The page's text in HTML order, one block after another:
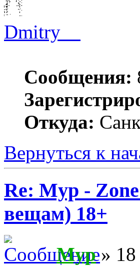
Dmitry__
Сообщения:
Откуда:
Вернуться к
Re: Myp -
вещам) 18+
Myp» 18